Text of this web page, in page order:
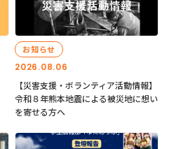
2026.08.06
お知らせ
【災害支援・ボランティア活動情報】
令和８年熊本地震による被災地に想い
を寄せる方へ